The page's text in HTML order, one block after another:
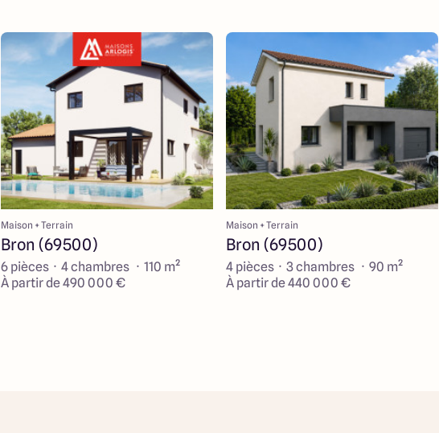
Maison + Terrain
Bron (69500)
6 pièces · 4 chambres · 110 m²
À partir de 490 000 €
Maison + Terrain
Bron (69500)
4 pièces · 3 chambres · 90 m²
À partir de 440 000 €